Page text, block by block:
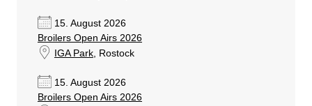
15. August 2026
Broilers Open Airs 2026
IGA Park, Rostock
15. August 2026
Broilers Open Airs 2026